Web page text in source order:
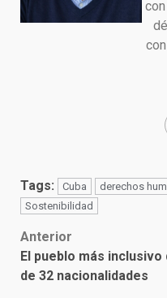
Tags: Cuba derechos
Sostenibilidad
Post
navigation
Anterior
El pueblo más
de 32 nacionalidades